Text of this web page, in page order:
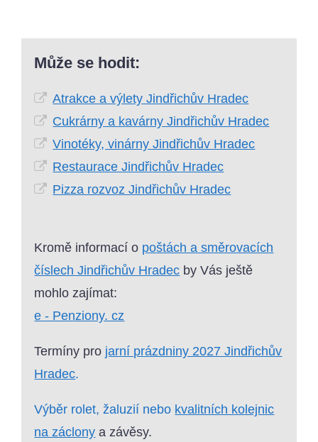
Může se hodit:
Atrakce a výlety Jindřichův Hradec
Cukrárny a kavárny Jindřichův Hradec
Vinotéky, vinárny Jindřichův Hradec
Restaurace Jindřichův Hradec
Pizza rozvoz Jindřichův Hradec
Kromě informací o poštách a směrovacích
číslech Jindřichův Hradec by Vás ještě
mohlo zajímat:
e - Penziony. cz
Termíny pro jarní prázdniny 2027 Jindřichův
Hradec.
Výběr rolet, žaluzií nebo kvalitních kolejnic
na záclony a závěsy.